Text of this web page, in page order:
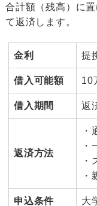
合計額（残高）に
て返済します。
金利 提
借入可能額 10
借入期間 返
返済方法
・
申込条件 大